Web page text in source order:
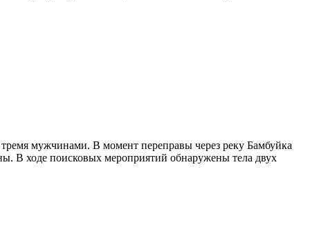
мужчинами. В момент переправы через реку Бамбуйка
В ходе поисковых мероприятий обнаружены тела двух